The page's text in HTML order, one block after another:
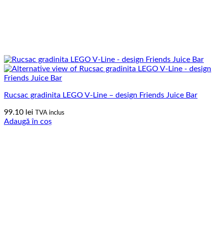
Rucsac gradinita LEGO V-Line – design Friends Juice Bar
99.10 lei TVA inclus
Adaugă în coș